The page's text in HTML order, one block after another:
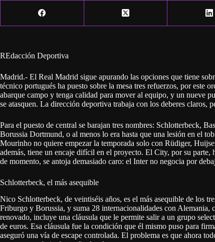
REdacción Deportiva
Madrid.- El Real Madrid sigue apurando las opciones que tiene
técnico portugués ha puesto sobre la mesa tres refuerzos, por este
abarque campo y tenga calidad para mover al equipo, y un nueve
se atasquen. La dirección deportiva trabaja con los deberes claros,
Para el puesto de central se barajan tres nombres: Schlotterbeck,
Borussia Dortmund, o al menos lo era hasta que una lesión en el
Mourinho no quiere empezar la temporada solo con Rüdiger,
además, tiene un encaje difícil en el proyecto. El City, por su
de momento, se antoja demasiado caro: el Inter no negocia por
Schlotterbeck, el más asequible
Nico Schlotterbeck, de veintiséis años, es el más asequible de los
Friburgo y Borussia, y suma 28 internacionalidades con
renovado, incluye una cláusula que le permite salir a un grupo
de euros. Esa cláusula fue la condición que él mismo puso para
aseguró una vía de escape controlada. El problema es que ahora